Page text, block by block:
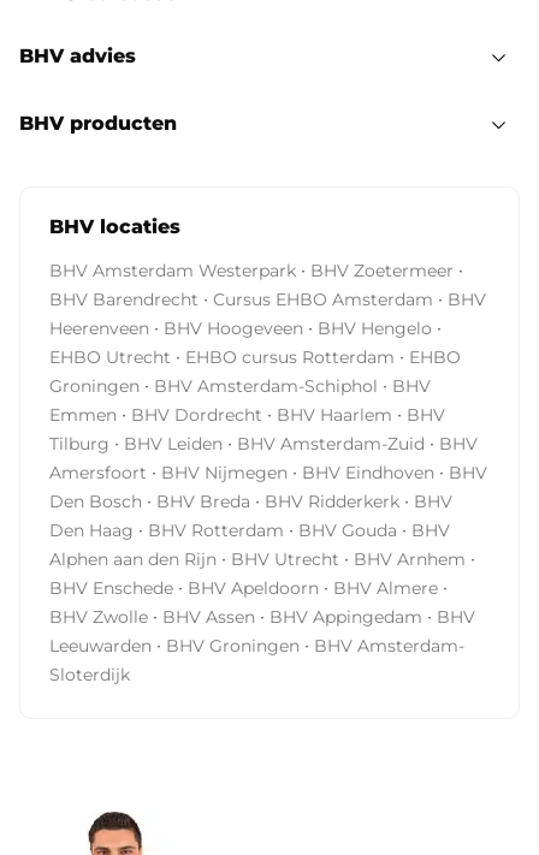
BHV advies
BHV producten
BHV locaties
BHV Amsterdam Westerpark · BHV Zoetermeer ·
BHV Barendrecht · Cursus EHBO Amsterdam · BHV
Heerenveen · BHV Hoogeveen · BHV Hengelo ·
EHBO Utrecht · EHBO cursus Rotterdam · EHBO
Groningen · BHV Amsterdam-Schiphol · BHV
Emmen · BHV Dordrecht · BHV Haarlem · BHV
Tilburg · BHV Leiden · BHV Amsterdam-Zuid · BHV
Amersfoort · BHV Nijmegen · BHV Eindhoven · BHV
Den Bosch · BHV Breda · BHV Ridderkerk · BHV
Den Haag · BHV Rotterdam · BHV Gouda · BHV
Alphen aan den Rijn · BHV Utrecht · BHV Arnhem ·
BHV Enschede · BHV Apeldoorn · BHV Almere ·
BHV Zwolle · BHV Assen · BHV Appingedam · BHV
Leeuwarden · BHV Groningen · BHV Amsterdam-
Sloterdijk